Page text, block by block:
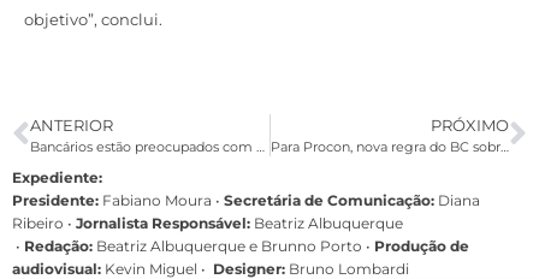
objetivo”, conclui.
ANTERIOR
Bancários estão preocupados com orientação da Caixa sobre horas extras
PRÓXIMO
Para Procon, nova regra do BC sobre nota danificada ainda é insuficiente
Expediente:
Presidente: Fabiano Moura • Secretária de Comunicação: Diana
Ribeiro • Jornalista Responsável: Beatriz Albuquerque
• Redação: Beatriz Albuquerque e Brunno Porto • Produção de
audiovisual: Kevin Miguel • Designer: Bruno Lombardi